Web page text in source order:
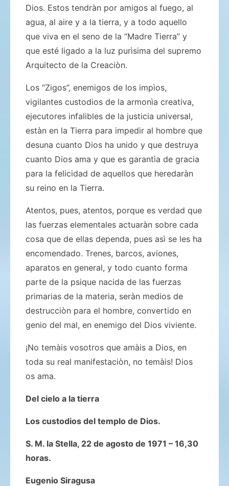
Dios. Estos tendràn por amigos al fuego, al
agua, al aire y a la tierra, y a todo aquello
que viva en el seno de la “Madre Tierra” y
que esté ligado a la luz purìsima del supremo
Arquitecto de la Creaciòn.
Los “Zigos”, enemigos de los impìos,
vigilantes custodios de la armonìa creativa,
ejecutores infalibles de la justicia universal,
estàn en la Tierra para impedir al hombre que
desuna cuanto Dios ha unido y que destruya
cuanto Dios ama y que es garantìa de gracia
para la felicidad de aquellos que heredaràn
su reino en la Tierra.
Atentos, pues, atentos, porque es verdad que
las fuerzas elementales actuaràn sobre cada
cosa que de ellas dependa, pues asì se les ha
encomendado. Trenes, barcos, aviones,
aparatos en general, y todo cuanto forma
parte de la psique nacida de las fuerzas
primarias de la materia, seràn medios de
destrucciòn para el hombre, convertido en
genio del mal, en enemigo del Dios viviente.
¡No temàis vosotros que amàis a Dios, en
toda su real manifestaciòn, no temàis! Dios
os ama.
Del cielo a la tierra
Los custodios del templo de Dios.
S. M. la Stella, 22 de agosto de 1971 – 16,30
horas.
Eugenio Siragusa